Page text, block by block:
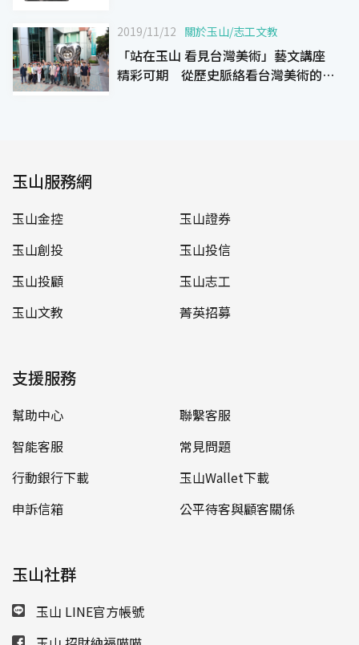
2019/11/12 關於玉山/志工文教
「站在玉山 看見台灣美術」藝文講座
精彩可期 從歷史脈絡看台灣美術的發
玉山服務網
玉山金控
玉山證券
玉山創投
玉山投信
玉山投顧
玉山志工
玉山文教
菁英招募
支援服務
幫助中心
聯繫客服
智能客服
常見問題
行動銀行下載
玉山Wallet下載
申訴信箱
公平待客與顧客關係
玉山社群
玉山 LINE官方帳號